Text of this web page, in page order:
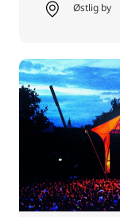
Østlig by